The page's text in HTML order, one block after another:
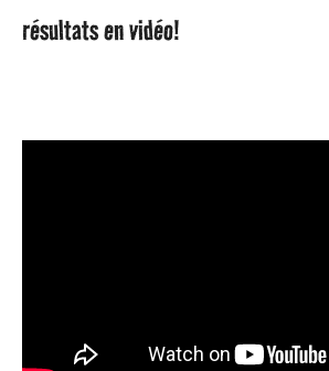
résultats en vidéo!